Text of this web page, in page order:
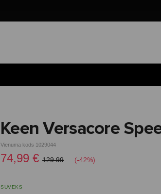
Keen Versacore
Vienuma kods 1029044
74,99 € 129.99 (-42%)
SUVEKS